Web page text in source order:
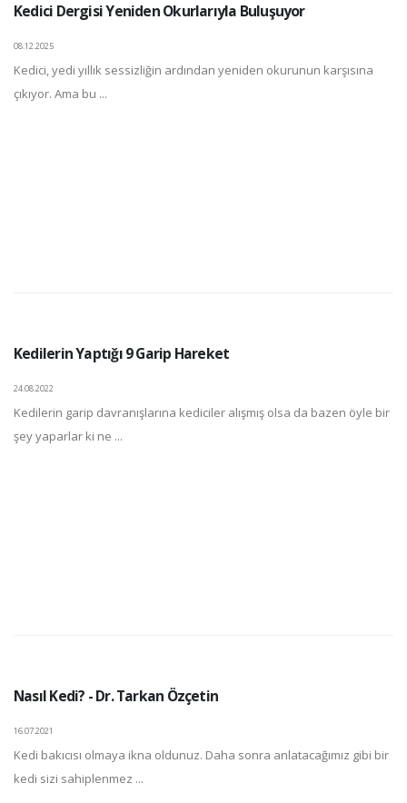
Kedici Dergisi Yeniden Okurlarıyla Buluşuyor
08.12.2025
Kedici, yedi yıllık sessizliğin ardından yeniden okurunun karşısına
çıkıyor. Ama bu ...
Kedilerin Yaptığı 9 Garip Hareket
24.08.2022
Kedilerin garip davranışlarına kediciler alışmış olsa da bazen öyle bir
şey yaparlar ki ne ...
Nasıl Kedi? - Dr. Tarkan Özçetin
16.07.2021
Kedi bakıcısı olmaya ikna oldunuz. Daha sonra anlatacağımız gibi bir
kedi sizi sahiplenmez ...